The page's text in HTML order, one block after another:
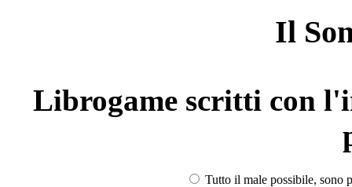
Il
Librogame scritti con
Tutto il male possibile, sono